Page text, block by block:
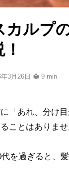
カルプ
3月26日 9 min
「あれ、分け
ことはありませ
を過ぎると、